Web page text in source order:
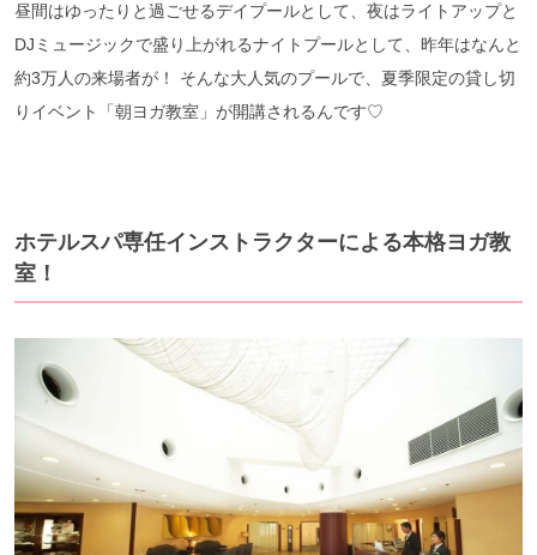
昼間はゆったりと過ごせるデイプールとして、夜はライトアップと
DJミュージックで盛り上がれるナイトプールとして、昨年はなんと
約3万人の来場者が！ そんな大人気のプールで、夏季限定の貸し切
りイベント「朝ヨガ教室」が開講されるんです♡
ホテルスパ専任インストラクターによる本格ヨガ教
室！